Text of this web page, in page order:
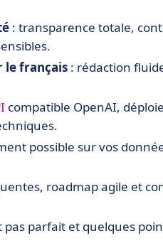
: transparence totale,
le français : rédaction
compatible OpenAI,
possible sur vos
roadmap agile et
pas parfait et quelques